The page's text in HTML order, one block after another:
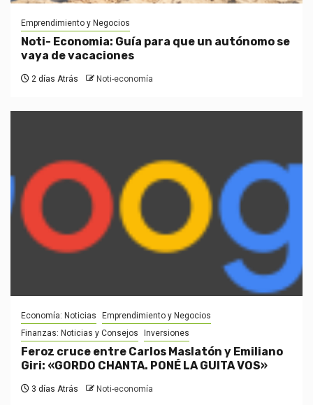
Emprendimiento y Negocios
Noti- Economia: Guía para que un autónomo se
vaya de vacaciones
2 días Atrás Noti-economía
Economía: Noticias
Emprendimiento y Negocios
Finanzas: Noticias y Consejos
Inversiones
Feroz cruce entre Carlos Maslatón y Emiliano
Giri: «GORDO CHANTA. PONÉ LA GUITA VOS»
3 días Atrás Noti-economía